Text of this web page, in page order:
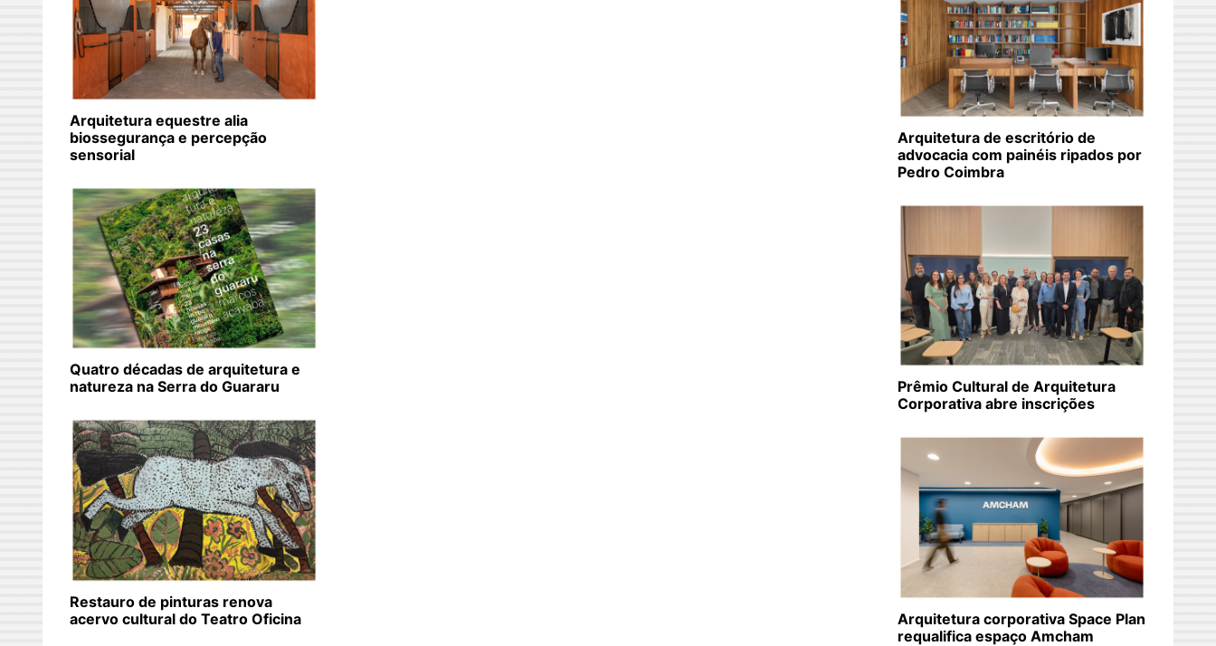
Arquitetura equestre alia
biossegurança e percepção
sensorial
Quatro décadas de arquitetura e
natureza na Serra do Guararu
Restauro de pinturas renova
acervo cultural do Teatro Oficina
Arquitetura de escritório de
advocacia com painéis ripados por
Pedro Coimbra
Prêmio Cultural de Arquitetura
Corporativa abre inscrições
Arquitetura corporativa Space Plan
requalifica espaço Amcham